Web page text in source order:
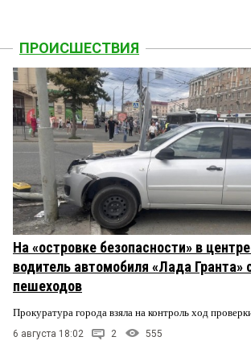
ПРОИСШЕСТВИЯ
На «островке безопасности» в
водитель автомобиля «Лада Гранта»
пешеходов
Прокуратура города взяла на контроль ход
6 августа 18:02 2 555